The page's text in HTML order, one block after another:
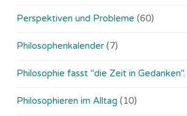
Perspektiven und Probleme (60)
Philosophenkalender (7)
Philosophie fasst "die Zeit in
Philosophieren im Alltag (10)